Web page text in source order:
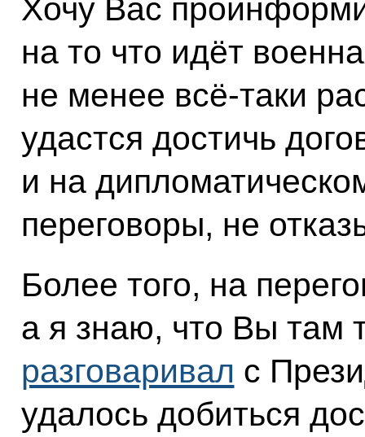
Хочу Вас
на то что идёт
не менее всё-таки
удастся достичь
и на
переговоры, не
Более того, на
а я знаю, что Вы там
разговаривал с
удалось добиться